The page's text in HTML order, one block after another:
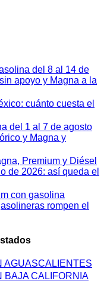
del 8 al 14 de
apoyo y Magna a la
cuánto cuesta el
del 1 al 7 de agosto
y Magna y
Premium y Diésel
de 2026: así queda el
con gasolina
rompen el
AGUASCALIENTES
BAJA CALIFORNIA